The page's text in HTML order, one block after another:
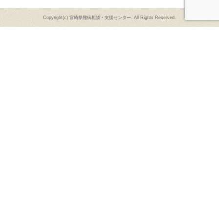
Copyright(c) 宮崎県難病相談・支援センター. All Rights Reserved.